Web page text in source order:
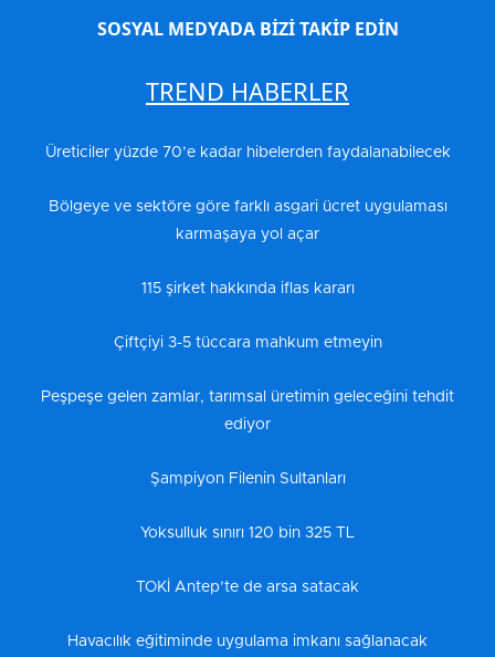
SOSYAL MEDYADA BİZİ TAKİP EDİN
TREND HABERLER
Üreticiler yüzde 70’e kadar hibelerden faydalanabilecek
Bölgeye ve sektöre göre farklı asgari ücret uygulaması
karmaşaya yol açar
115 şirket hakkında iflas kararı
Çiftçiyi 3-5 tüccara mahkum etmeyin
Peşpeşe gelen zamlar, tarımsal üretimin geleceğini tehdit
ediyor
Şampiyon Filenin Sultanları
Yoksulluk sınırı 120 bin 325 TL
TOKİ Antep’te de arsa satacak
Havacılık eğitiminde uygulama imkanı sağlanacak